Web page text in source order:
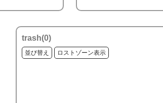
trash(0)
並び替え ロストゾーン表示